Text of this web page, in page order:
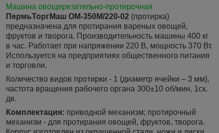
Машина овощерезательно-протирочная
ПермьТоргМаш ОМ-350М/220-02 (протирка)
предназначена для протирания вареных овощей,
фруктов и творога. Производительность машины 400 кг
в час. Работает при напряжении 220 В, мощность 370 Вт.
Используется на предприятиях общественного питания
и торговли.
Количество видов протирки - 1 (диаметр ячейки – 3 мм),
частота вращения рабочего органа 300±10 об/мин, 1ск.
дв.
Комплектация: приводной механизм; протирочный
механизм - для протирания овощей, фруктов, творога.